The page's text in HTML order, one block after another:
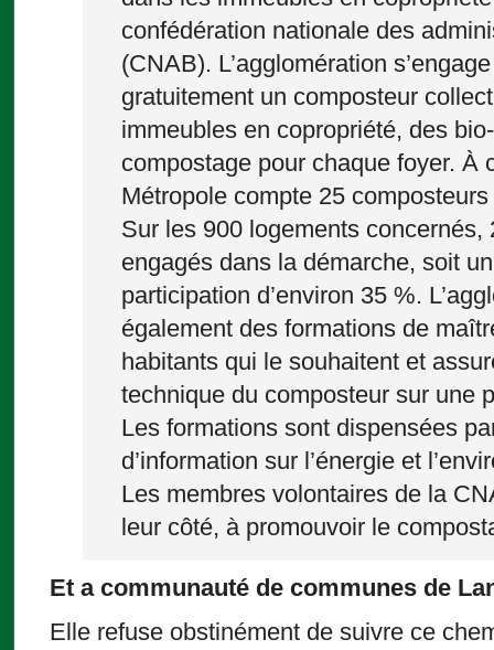
confédération nationale des
(CNAB). L’agglomération
gratuitement un composteur
immeubles en copropriété, des
compostage pour chaque foyer. À
Métropole compte 25
Sur les 900 logements concernés,
engagés dans la démarche, soit
participation d’environ 35 %.
également des formations de
habitants qui le souhaitent et
technique du composteur sur une
Les formations sont dispensées
d’information sur l’énergie et
Les membres volontaires de la
leur côté, à promouvoir le
Et a communauté de communes de
Elle refuse obstinément de suivre ce